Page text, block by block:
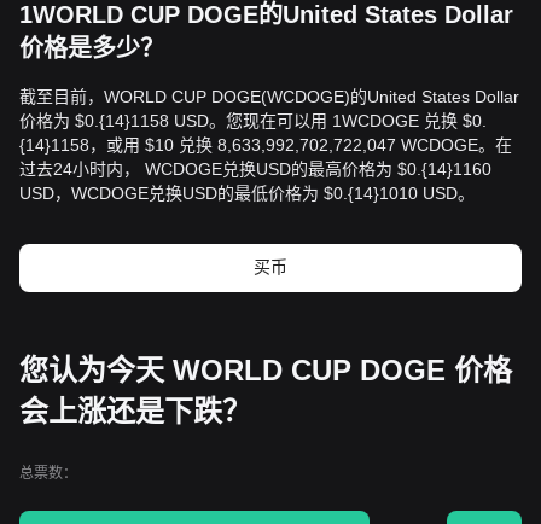
1WORLD CUP DOGE的United States Dollar
价格是多少？
截至目前，WORLD CUP DOGE(WCDOGE)的United States Dollar
价格为 $0.{14}1158 USD。您现在可以用 1WCDOGE 兑换 $0.
{14}1158，或用 $10 兑换 8,633,992,702,722,047 WCDOGE。在
过去24小时内， WCDOGE兑换USD的最高价格为 $0.{14}1160
USD，WCDOGE兑换USD的最低价格为 $0.{14}1010 USD。
买币
您认为今天 WORLD CUP DOGE 价格
会上涨还是下跌？
总票数：